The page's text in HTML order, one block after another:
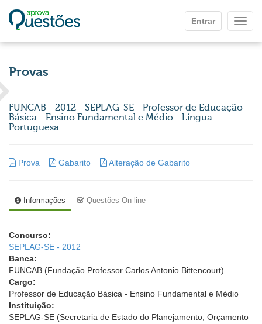
Entrar
Provas
FUNCAB - 2012 - SEPLAG-SE - Professor de Educação
Básica - Ensino Fundamental e Médio - Língua
Portuguesa
Prova Gabarito Alteração de Gabarito
Informações Questões On-line
Concurso:
SEPLAG-SE - 2012
Banca:
FUNCAB (Fundação Professor Carlos Antonio Bittencourt)
Cargo:
Professor de Educação Básica - Ensino Fundamental e Médio
Instituição:
SEPLAG-SE (Secretaria de Estado do Planejamento, Orçamento